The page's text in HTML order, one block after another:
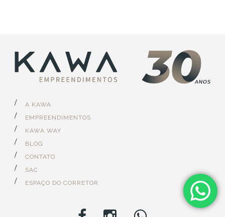
A KAWA
EMPREENDIMENTOS
KAWA WAY
BLOG
CONTATO
SAC
ESPAÇO DO CORRETOR